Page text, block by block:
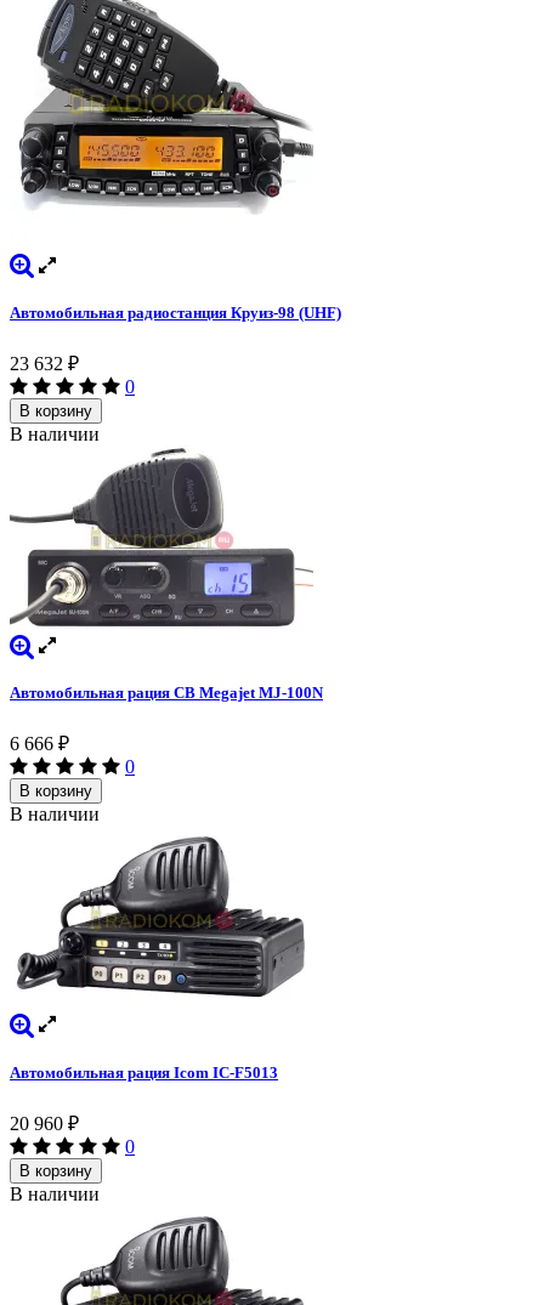
Автомобильная радиостанция Круиз-98 (UHF)
23 632 ₽
0
В корзину
В наличии
Автомобильная рация CB Megajet MJ-100N
6 666 ₽
0
В корзину
В наличии
Автомобильная рация Icom IC-F5013
20 960 ₽
0
В корзину
В наличии